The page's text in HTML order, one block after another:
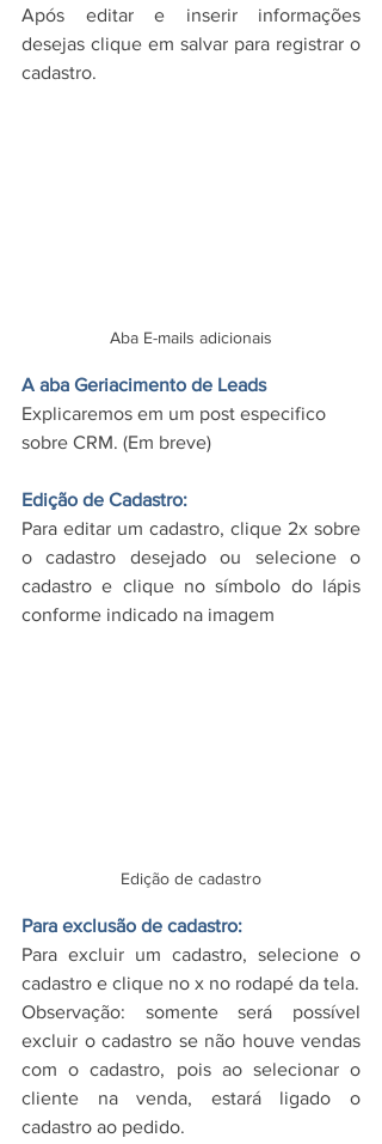
Após editar e inserir informações
desejas clique em salvar para registrar o
cadastro.
Aba E-mails adicionais
A aba Geriacimento de Leads
Explicaremos em um post especifico
sobre CRM. (Em breve)
Edição de Cadastro:
Para editar um cadastro, clique 2x sobre
o cadastro desejado ou selecione o
cadastro e clique no símbolo do lápis
conforme indicado na imagem
Edição de cadastro
Para exclusão de cadastro:
Para excluir um cadastro, selecione o
cadastro e clique no x no rodapé da tela.
Observação: somente será possível
excluir o cadastro se não houve vendas
com o cadastro, pois ao selecionar o
cliente na venda, estará ligado o
cadastro ao pedido.